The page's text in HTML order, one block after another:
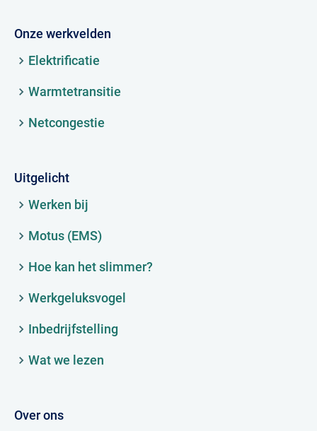
Onze werkvelden
Elektrificatie
Warmtetransitie
Netcongestie
Uitgelicht
Werken bij
Motus (EMS)
Hoe kan het slimmer?
Werkgeluksvogel
Inbedrijfstelling
Wat we lezen
Over ons